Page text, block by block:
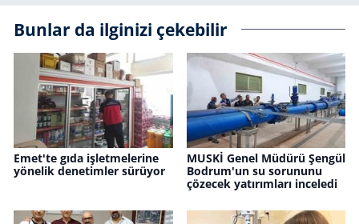
Bunlar da ilginizi çekebilir
Emet'te gıda işletmelerine
yönelik denetimler sürüyor
MUSKİ Genel Müdürü Şengül
Bodrum'un su sorununu
çözecek yatırımları inceledi